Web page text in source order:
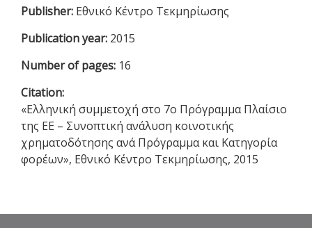
Publisher: Εθνικό Κέντρο Τεκμηρίωσης
Publication year: 2015
Number of pages: 16
Citation:
«Ελληνική συμμετοχή στο 7ο Πρόγραμμα Πλαίσιο
της ΕΕ – Συνοπτική ανάλυση κοινοτικής
χρηματοδότησης ανά Πρόγραμμα και Κατηγορία
φορέων», Εθνικό Κέντρο Τεκμηρίωσης, 2015